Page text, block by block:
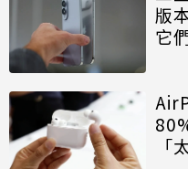
版
它
「